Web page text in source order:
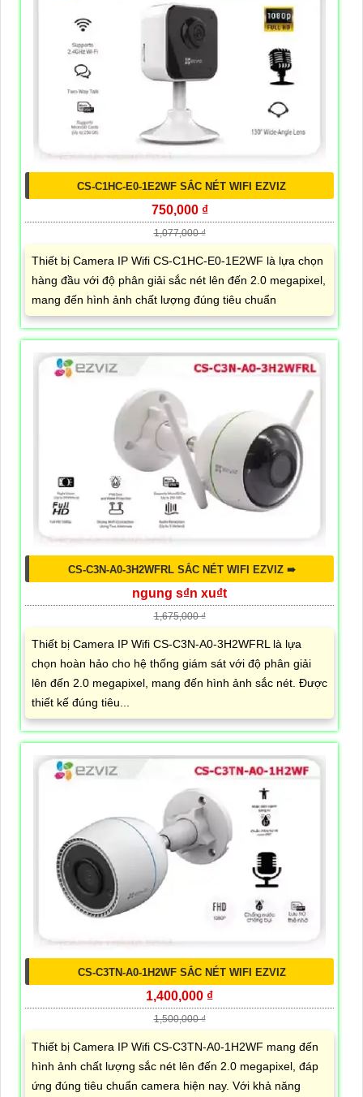
CS-C1HC-E0-1E2WF SẮC NÉT WIFI EZVIZ
750,000 ₫
1,077,000 ₫
Thiết bị Camera IP Wifi CS-C1HC-E0-1E2WF là lựa chọn
hàng đầu với độ phân giải sắc nét lên đến 2.0 megapixel,
mang đến hình ảnh chất lượng đúng tiêu chuẩn
CS-C3N-A0-3H2WFRL SẮC NÉT WIFI EZVIZ ➠
ngung s₫n xu₫t
1,675,000 ₫
Thiết bị Camera IP Wifi CS-C3N-A0-3H2WFRL là lựa
chọn hoàn hảo cho hệ thống giám sát với độ phân giải
lên đến 2.0 megapixel, mang đến hình ảnh sắc nét. Được
thiết kế đúng tiêu...
CS-C3TN-A0-1H2WF SẮC NÉT WIFI EZVIZ
1,400,000 ₫
1,500,000 ₫
Thiết bị Camera IP Wifi CS-C3TN-A0-1H2WF mang đến
hình ảnh chất lượng sắc nét lên đến 2.0 megapixel, đáp
ứng đúng tiêu chuẩn camera hiện nay. Với khả năng